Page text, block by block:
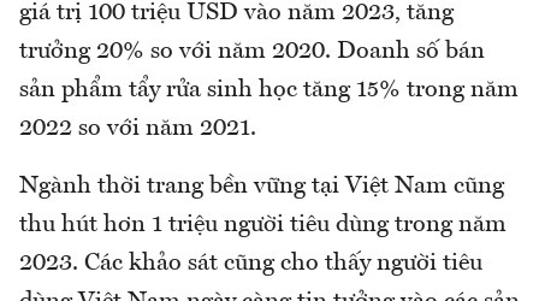
giá trị 100 triệu USD vào năm 2023, tăng
trưởng 20% so với năm 2020. Doanh số bán
sản phẩm tẩy rửa sinh học tăng 15% trong năm
2022 so với năm 2021.
Ngành thời trang bền vững tại Việt Nam cũng
thu hút hơn 1 triệu người tiêu dùng trong năm
2023. Các khảo sát cũng cho thấy người tiêu